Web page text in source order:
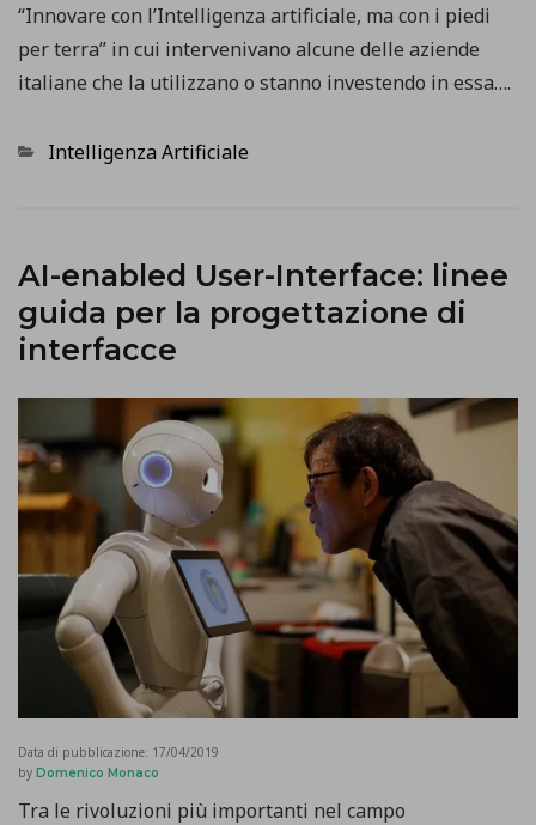
“Innovare con l’Intelligenza artificiale, ma con i piedi
per terra” in cui intervenivano alcune delle aziende
italiane che la utilizzano o stanno investendo in essa….
Categorie
Intelligenza Artificiale
AI-enabled User-Interface: linee
guida per la progettazione di
interfacce
Data di pubblicazione: 17/04/2019
by Domenico Monaco
Tra le rivoluzioni più importanti nel campo